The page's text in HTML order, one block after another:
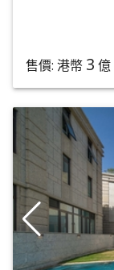
售價: 港幣 3 億